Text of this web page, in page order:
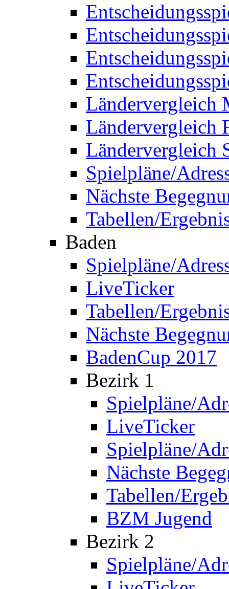
Ländervergleich
Ländervergleich
Ländervergleich
Spielpläne/
Nächste
Tabellen/
Baden
Spielpläne/
LiveTicker
Tabellen/
Nächste
BadenCup 2017
Bezirk 1
Spielpläne/
LiveTicker
Spielpläne/
Nächste
Tabellen/
BZM Jugend
Bezirk 2
Spielpläne/